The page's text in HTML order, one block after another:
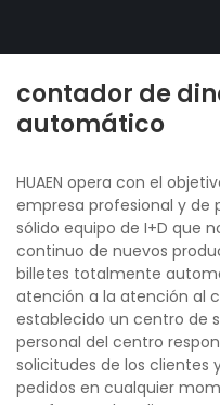
contador de
automático
HUAEN opera con el
empresa profesional y de
sólido equipo de I+D que
continuo de nuevos
billetes totalmente
atención a la atención al
establecido un centro de
personal del centro
solicitudes de los clientes
pedidos en cualquier